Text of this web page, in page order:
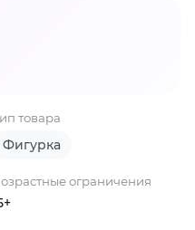
товара
Фигурка
ограничения